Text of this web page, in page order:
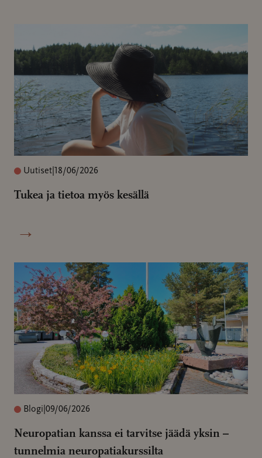
Uutiset 18/06/2026
Tukea ja tietoa myös kesällä
→
Blogi 09/06/2026
Neuropatian kanssa ei tarvitse jäädä yksin –
tunnelmia neuropatiakurssilta